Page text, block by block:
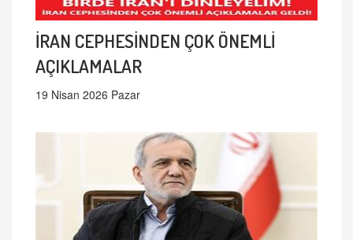
İRAN CEPHESİNDEN ÇOK ÖNEMLİ
AÇIKLAMALAR
19 Nisan 2026 Pazar